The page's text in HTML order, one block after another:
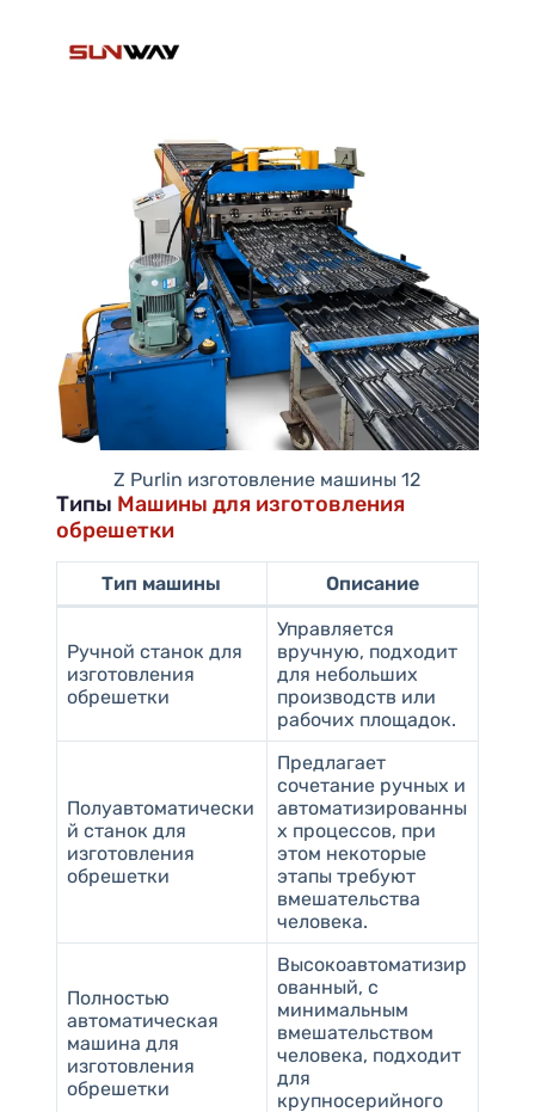
Z Purlin изготовление машины 12
Типы Машины для изготовления
обрешетки
Тип машины Описание
Ручной станок для
изготовления
обрешетки
Управляется
вручную, подходит
для небольших
производств или
рабочих площадок.
Полуавтоматически
й станок для
изготовления
обрешетки
Предлагает
сочетание ручных и
автоматизированны
х процессов, при
этом некоторые
этапы требуют
вмешательства
человека.
Полностью
автоматическая
машина для
изготовления
обрешетки
Высокоавтоматизир
ованный, с
минимальным
вмешательством
человека, подходит
для
крупносерийного